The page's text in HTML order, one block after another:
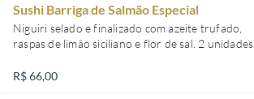
Sushi Barriga de Salmão Especial
Niguiri selado e finalizado com azeite trufado,
raspas de limão siciliano e flor de sal. 2 unidades.
R$ 66,00